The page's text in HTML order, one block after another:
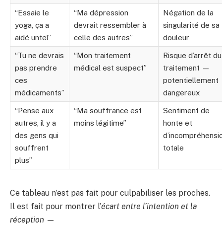
“Essaie le
yoga, ça a
aidé untel”
“Ma dépression
devrait ressembler à
celle des autres”
Négation de la
singularité de sa
douleur
“Tu ne devrais
pas prendre
ces
médicaments”
“Mon traitement
médical est suspect”
Risque d’arrêt du
traitement —
potentiellement
dangereux
“Pense aux
autres, il y a
des gens qui
souffrent
plus”
“Ma souffrance est
moins légitime”
Sentiment de
honte et
totale
Ce tableau n’est pas fait pour culpabiliser les proches.
Il est fait pour montrer l’écart entre l’intention et la
réception —